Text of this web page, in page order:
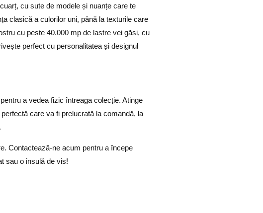
cu sute de modele și nuanțe care te
clasică a culorilor uni, până la texturile care
cu peste 40.000 mp de lastre vei găsi, cu
perfect cu personalitatea și designul
a vedea fizic întreaga colecție. Atinge
perfectăcare va fi prelucrată la comandă, la
Contactează-ne acum pentru a începe
sau o insulă de vis!